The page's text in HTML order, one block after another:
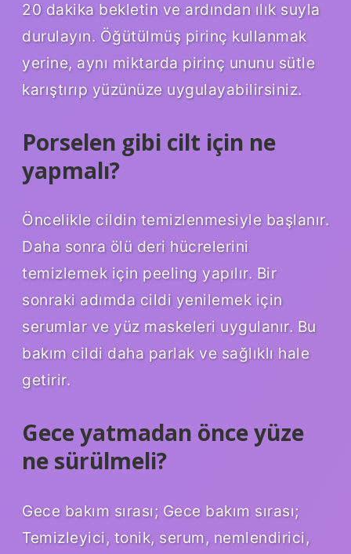
20 dakika bekletin ve ardından ılık suyla
durulayın. Öğütülmüş pirinç kullanmak
yerine, aynı miktarda pirinç ununu sütle
karıştırıp yüzünüze uygulayabilirsiniz.
Porselen gibi cilt için ne
yapmalı?
Öncelikle cildin temizlenmesiyle başlanır.
Daha sonra ölü deri hücrelerini
temizlemek için peeling yapılır. Bir
sonraki adımda cildi yenilemek için
serumlar ve yüz maskeleri uygulanır. Bu
bakım cildi daha parlak ve sağlıklı hale
getirir.
Gece yatmadan önce yüze
ne sürülmeli?
Gece bakım sırası; Gece bakım sırası;
Temizleyici, tonik, serum, nemlendirici,